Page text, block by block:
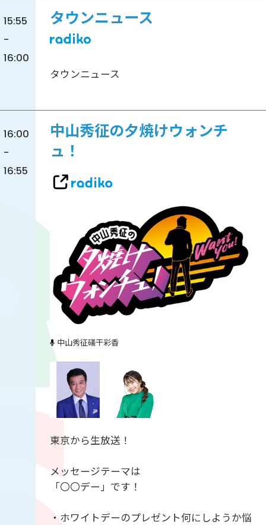
15:55
-
16:00
タウンニュース
タウンニュース
16:00
-
16:55
中山秀征の夕焼けウォンチ
ュ！
中山秀征礒干彩香
東京から生放送！
メッセージテーマは
「〇〇デー」です！
・ホワイトデーのプレゼント何にしようか悩